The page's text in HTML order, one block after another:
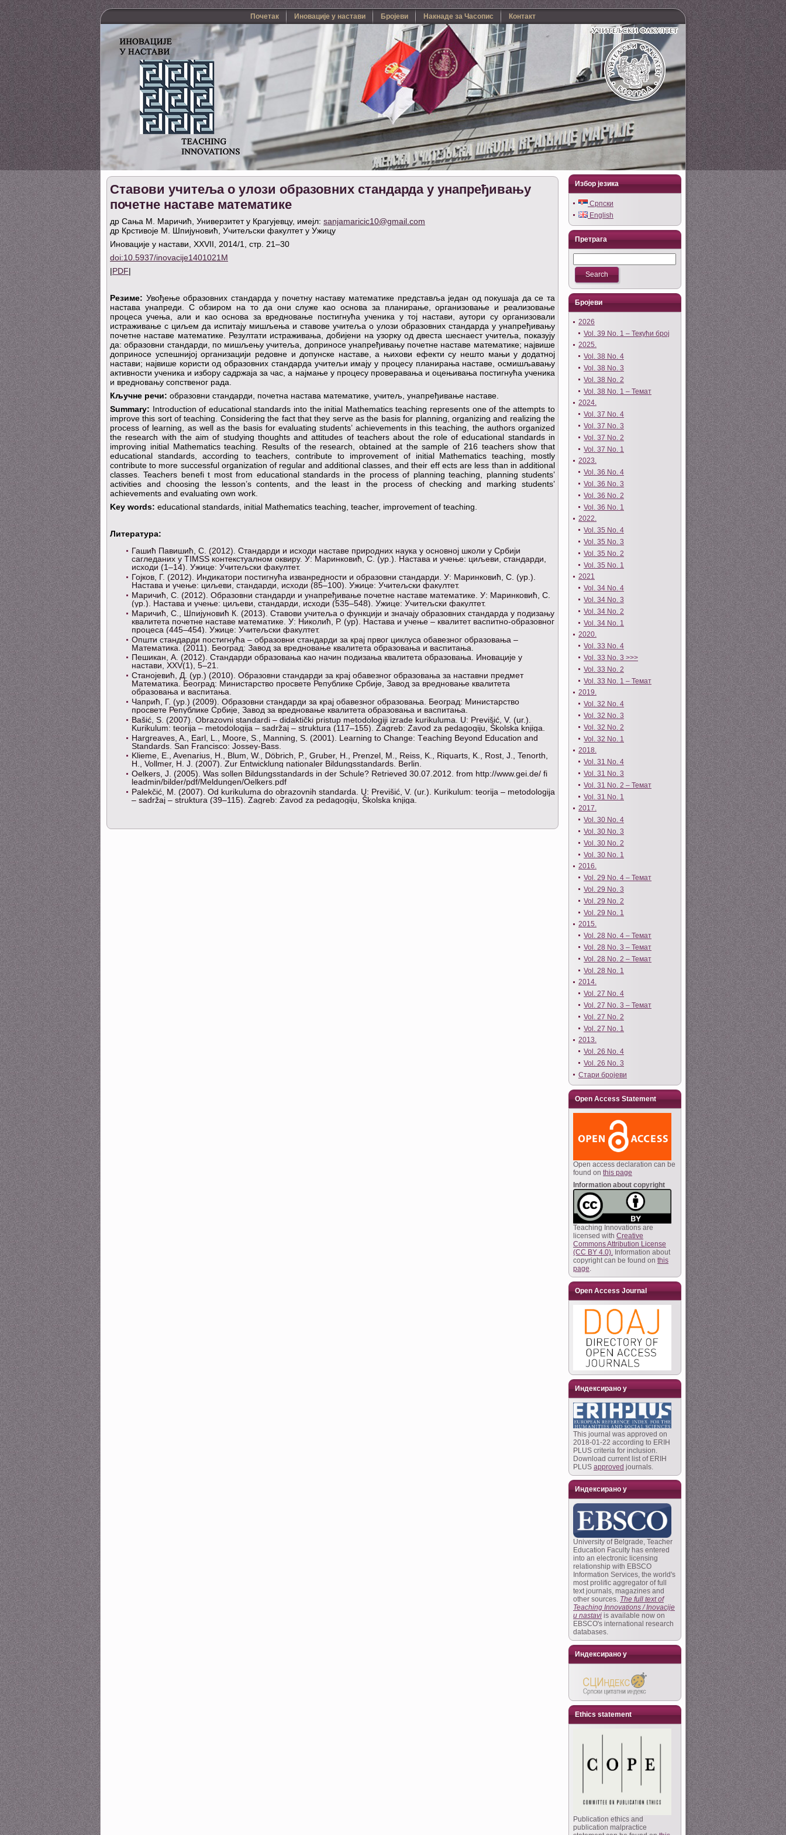
Почетак Иновације у настави Бројеви Накнаде за Часопис Контакт
Ставови учитеља о улози образовних стандарда у унапређивању
почетне наставе математике
др Сања М. Маричић, Универзитет у Крагујевцу, имејл: sanjamaricic10@gmail.com
др Крстивоје М. Шпијуновић, Учитељски факултет у Ужицу
Иновације у настави, XXVII, 2014/1, стр. 21–30
doi:10.5937/inovacije1401021M
|PDF|
Резиме: Увођење образовних стандарда у почетну наставу математике представља један од покушаја да се та
настава унапреди. С обзиром на то да они служе као основа за планирање, организовање и реализовање
процеса учења, али и као основа за вредновање постигнућа ученика у тој настави, аутори су организовали
истраживање с циљем да испитају мишљења и ставове учитеља о улози образовних стандарда у унапређивању
почетне наставе математике. Резултати истраживања, добијени на узорку од двеста шеснаест учитеља, показују
да: образовни стандарди, по мишљењу учитеља, доприносе унапређивању почетне наставе математике; највише
доприносе успешнијој организацији редовне и допунске наставе, а њихови ефекти су нешто мањи у додатној
настави; највише користи од образовних стандарда учитељи имају у процесу планирања наставе, осмишљавању
активности ученика и избору садржаја за час, а најмање у процесу проверавања и оцењивања постигнућа ученика
и вредновању сопственог рада.
Кључне речи: образовни стандарди, почетна настава математике, учитељ, унапређивање наставе.
Summary: Introduction of educational standards into the initial Mathematics teaching represents one of the attempts to
improve this sort of teaching. Considering the fact that they serve as the basis for planning, organizing and realizing the
process of learning, as well as the basis for evaluating students’ achievements in this teaching, the authors organized
the research with the aim of studying thoughts and attitudes of teachers about the role of educational standards in
improving initial Mathematics teaching. Results of the research, obtained at the sample of 216 teachers show that
educational standards, according to teachers, contribute to improvement of initial Mathematics teaching, mostly
contribute to more successful organization of regular and additional classes, and their eff ects are less than in additional
classes. Teachers benefi t most from educational standards in the process of planning teaching, planning students’
activities and choosing the lesson’s contents, and the least in the process of checking and marking students’
achievements and evaluating own work.
Key words: educational standards, initial Mathematics teaching, teacher, improvement of teaching.
Литература:
Гашић Павишић, С. (2012). Стандарди и исходи наставе природних наука у основној школи у Србији
сагледаних у TIMSS контекстуалном оквиру. У: Маринковић, С. (ур.). Настава и учење: циљеви, стандарди,
исходи (1–14). Ужице: Учитељски факултет.
Гојков, Г. (2012). Индикатори постигнућа изванредности и образовни стандарди. У: Маринковић, С. (ур.).
Настава и учење: циљеви, стандарди, исходи (85–100). Ужице: Учитељски факултет.
Маричић, С. (2012). Образовни стандарди и унапређивање почетне наставе математике. У: Маринковић, С.
(ур.). Настава и учење: циљеви, стандарди, исходи (535–548). Ужице: Учитељски факултет.
Маричић, С., Шпијуновић К. (2013). Ставови учитеља о функцији и значају образовних стандарда у подизању
квалитета почетне наставе математике. У: Николић, Р. (ур). Нaстaва и учење – квалитет васпитно-образовног
процеса (445–454). Ужице: Учитељски факултет.
Општи стандарди постигнућа – образовни стандарди за крај првог циклуса обавезног образовања –
Математика. (2011). Београд: Завод за вредновање квалитета образовања и васпитања.
Пешикан, А. (2012). Стандарди образовања као начин подизања квалитета образовања. Иновације у
настави, XXV(1), 5–21.
Станојевић, Д. (ур.) (2010). Образовни стандарди за крај обавезног образовања за наставни предмет
Математика. Београд: Министарство просвете Републике Србије, Завод за вредновање квалитета
образовања и васпитања.
Чапрић, Г. (ур.) (2009). Образовни стандарди за крај обавезног образовања. Београд: Министарство
просвете Републике Србије, Завод за вредновање квалитета образовања и васпитања.
Bašić, S. (2007). Obrazovni standardi – didaktički pristup metodologiji izrade kurikuluma. U: Previšić, V. (ur.).
Kurikulum: teorija – metodologija – sadržaj – struktura (117–155). Zagreb: Zavod za pedagogiju, Školska knjiga.
Hargreaves, A., Earl, L., Moore, S., Manning, S. (2001). Learning to Change: Тeaching Beyond Education and
Standards. San Francisco: Jossey-Bass.
Klieme, E., Avenarius, H., Blum, W., Döbrich, P., Gruber, H., Prenzel, M., Reiss, K., Riquarts, K., Rost, J., Tenorth,
H., Vollmer, H. J. (2007). Zur Entwicklung nationaler Bildungsstandards. Berlin.
Oelkers, Ј. (2005). Was sollen Bildungsstandards in der Schule? Retrieved 30.07.2012. from http://www.gei.de/ fi
leadmin/bilder/pdf/Meldungen/Oelkers.pdf
Palekčić, M. (2007). Od kurikuluma do obrazovnih standarda. U: Previšić, V. (ur.). Kurikulum: teorija – metodologija
– sadržaj – struktura (39–115). Zagreb: Zavod za pedagogiju, Školska knjiga.
Избор језика
Српски
English
Претрага
Бројеви
2026
Vol. 39 No. 1 – Текући број
2025.
Vol. 38 No. 4
Vol. 38 No. 3
Vol. 38 No. 2
Vol. 38 No. 1 – Темат
2024.
Vol. 37 No. 4
Vol. 37 No. 3
Vol. 37 No. 2
Vol. 37 No. 1
2023.
Vol. 36 No. 4
Vol. 36 No. 3
Vol. 36 No. 2
Vol. 36 No. 1
2022.
Vol. 35 No. 4
Vol. 35 No. 3
Vol. 35 No. 2
Vol. 35 No. 1
2021
Vol. 34 No. 4
Vol. 34 No. 3
Vol. 34 No. 2
Vol. 34 No. 1
2020.
Vol. 33 No. 4
Vol. 33 No. 3 >>>
Vol. 33 No. 2
Vol. 33 No. 1 – Темат
2019.
Vol. 32 No. 4
Vol. 32 No. 3
Vol. 32 No. 2
Vol. 32 No. 1
2018.
Vol. 31 No. 4
Vol. 31 No. 3
Vol. 31 No. 2 – Темат
Vol. 31 No. 1
2017.
Vol. 30 No. 4
Vol. 30 No. 3
Vol. 30 No. 2
Vol. 30 No. 1
2016.
Vol. 29 No. 4 – Темат
Vol. 29 No. 3
Vol. 29 No. 2
Vol. 29 No. 1
2015.
Vol. 28 No. 4 – Темат
Vol. 28 No. 3 – Темат
Vol. 28 No. 2 – Темат
Vol. 28 No. 1
2014.
Vol. 27 No. 4
Vol. 27 No. 3 – Темат
Vol. 27 No. 2
Vol. 27 No. 1
2013.
Vol. 26 No. 4
Vol. 26 No. 3
Стари бројеви
Open Access Statement
Open access declaration can be
found on this page
Information about copyright
Teaching Innovations are
licensed with Creative
Commons Attribution License
(CC BY 4.0). Information about
copyright can be found on this
page.
Open Access Journal
Индексирано у
This journal was approved on
2018-01-22 according to ERIH
PLUS criteria for inclusion.
Download current list of ERIH
PLUS approved journals.
Индексирано у
University of Belgrade, Teacher
Education Faculty has entered
into an electronic licensing
relationship with EBSCO
Information Services, the world's
most prolific aggregator of full
text journals, magazines and
other sources. The full text of
Teaching Innovations / Inovacije
u nastavi is available now on
EBSCO's international research
databases.
Индексирано у
Ethics statement
Publication ethics and
publication malpractice